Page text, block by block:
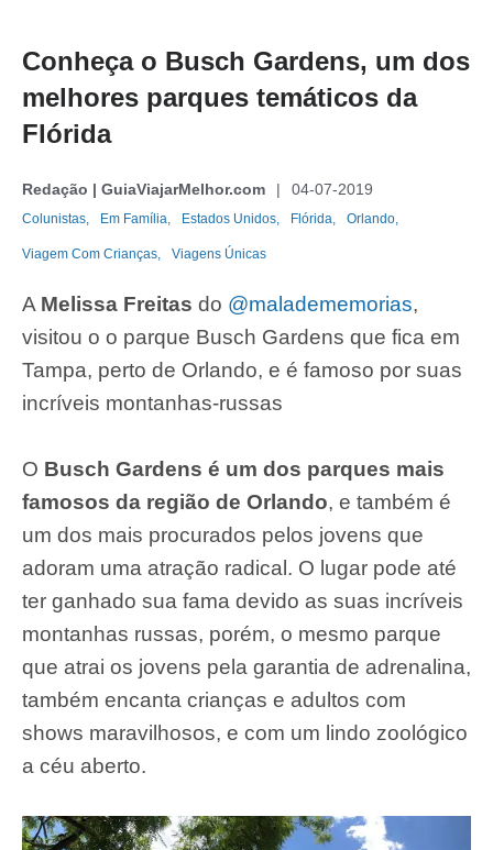
Conheça o Busch Gardens, um dos
melhores parques temáticos da
Flórida
Redação | GuiaViajarMelhor.com 04-07-2019
Colunistas, Em Família, Estados Unidos, Flórida, Orlando,
Viagem Com Crianças, Viagens Únicas
A Melissa Freitas do @maladememorias,
visitou o o parque Busch Gardens que fica em
Tampa, perto de Orlando, e é famoso por suas
incríveis montanhas-russas
O Busch Gardens é um dos parques mais
famosos da região de Orlando, e também é
um dos mais procurados pelos jovens que
adoram uma atração radical. O lugar pode até
ter ganhado sua fama devido as suas incríveis
montanhas russas, porém, o mesmo parque
que atrai os jovens pela garantia de adrenalina,
também encanta crianças e adultos com
shows maravilhosos, e com um lindo zoológico
a céu aberto.